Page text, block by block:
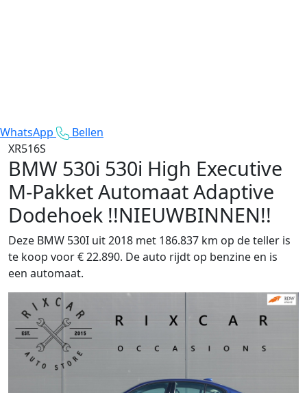
WhatsApp
Bellen
XR516S
BMW 530i 530i High Executive
M-Pakket Automaat Adaptive
Dodehoek !!NIEUWBINNEN!!
Deze BMW 530I uit 2018 met 186.837 km op de teller is
te koop voor € 22.890. De auto rijdt op benzine en is
een automaat.